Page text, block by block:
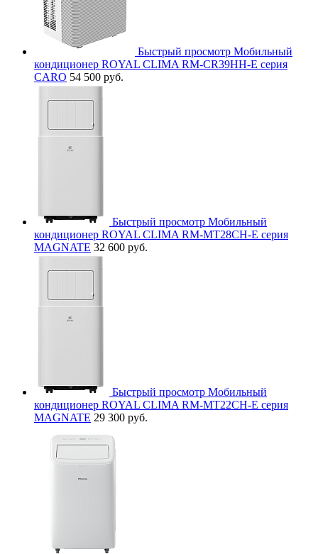
Быстрый просмотр Мобильный
кондиционер ROYAL CLIMA RM-CR39HH-E серия
CARO 54 500 руб.
Быстрый просмотр Мобильный
кондиционер ROYAL CLIMA RM-MT28CH-E серия
MAGNATE 32 600 руб.
Быстрый просмотр Мобильный
кондиционер ROYAL CLIMA RM-MT22CH-E серия
MAGNATE 29 300 руб.